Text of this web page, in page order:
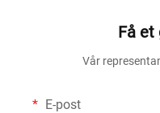
Få
Vår
E-post